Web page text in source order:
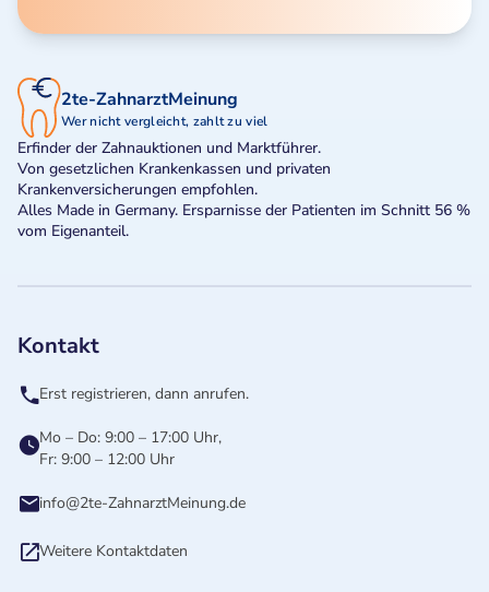
2te-ZahnarztMeinung
Wer nicht vergleicht, zahlt zu viel
Erfinder der Zahnauktionen und Marktführer.
Von gesetzlichen Krankenkassen und privaten
Krankenversicherungen empfohlen.
Alles Made in Germany. Ersparnisse der Patienten im Schnitt 56 %
vom Eigenanteil.
Kontakt
Erst registrieren, dann anrufen.
Mo – Do: 9:00 – 17:00 Uhr,
Fr: 9:00 – 12:00 Uhr
info@2te-ZahnarztMeinung.de
Weitere Kontaktdaten